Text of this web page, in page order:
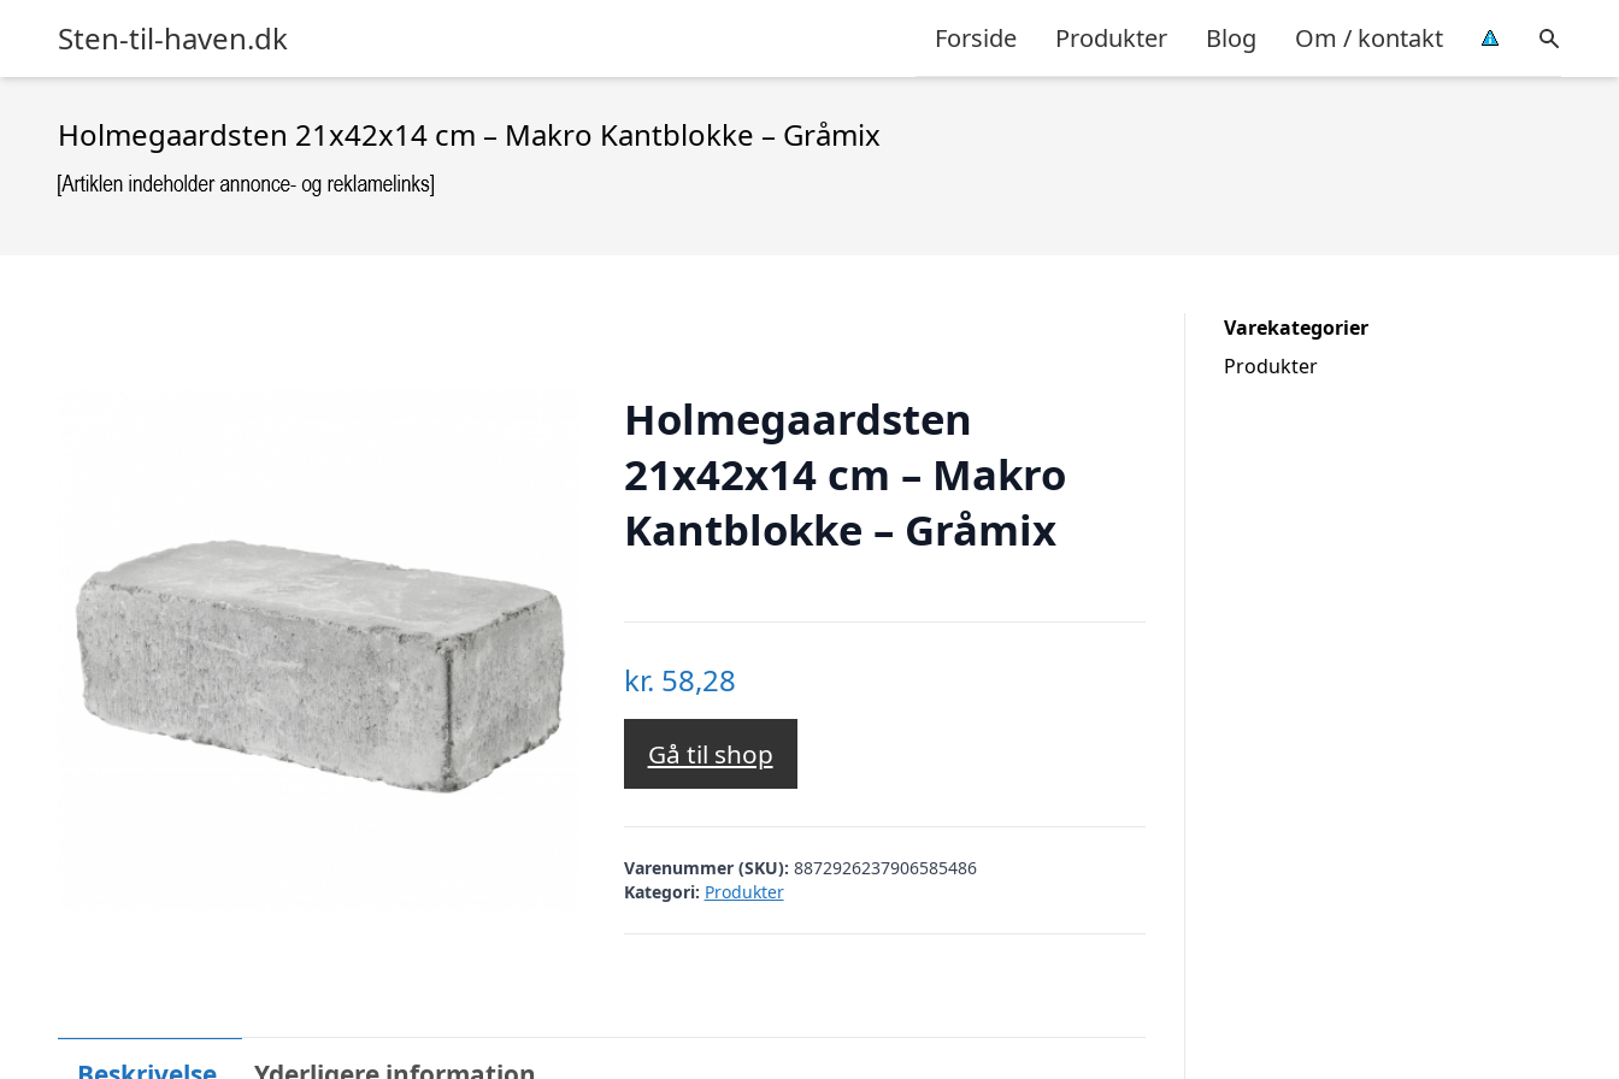
Sten-til-haven.dk Forside Produkter Blog Om / kontakt
Holmegaardsten 21x42x14 cm – Makro Kantblokke – Gråmix
Holmegaardsten
21x42x14 cm – Makro
Kantblokke – Gråmix
kr. 58,28
Gå til shop
Varenummer (SKU): 8872926237906585486
Kategori: Produkter
Varekategorier
Produkter